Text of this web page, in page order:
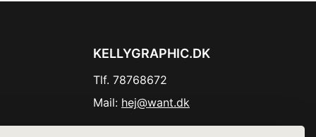
KELLYGRAPHIC.DK
Tlf. 78768672
Mail: hej@want.dk